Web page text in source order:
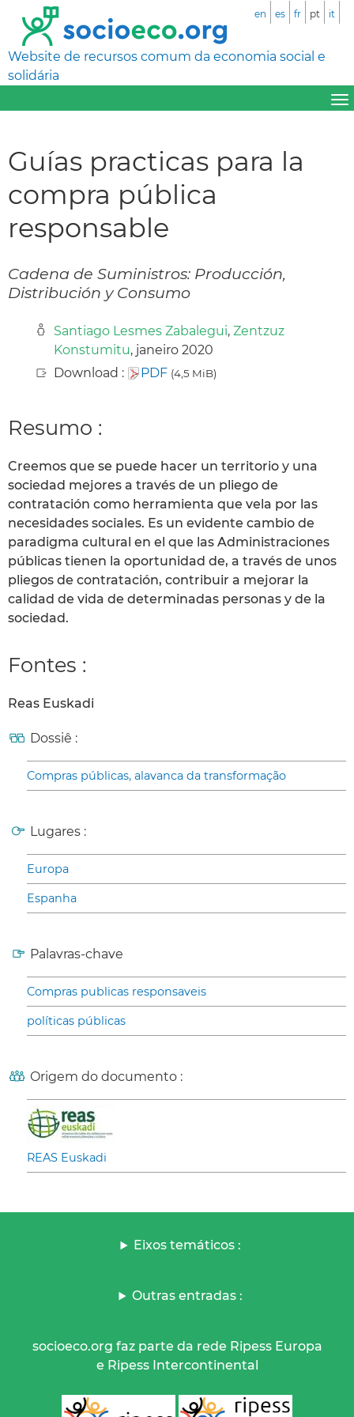
Website de recursos comum da economia social e
solidária
en es fr pt it
Guías practicas para la
compra pública
responsable
Cadena de Suministros: Producción,
Distribución y Consumo
Santiago Lesmes Zabalegui, Zentzuz
Konstumitu, janeiro 2020
Download :
PDF (4,5 MiB)
Resumo :
Creemos que se puede hacer un territorio y una
sociedad mejores a través de un pliego de
contratación como herramienta que vela por las
necesidades sociales. Es un evidente cambio de
paradigma cultural en el que las Administraciones
públicas tienen la oportunidad de, a través de unos
pliegos de contratación, contribuir a mejorar la
calidad de vida de determinadas personas y de la
sociedad.
Fontes :
Reas Euskadi
Dossiê :
Compras públicas, alavanca da transformação
Lugares :
Europa
Espanha
Palavras-chave
Compras publicas responsaveis
políticas públicas
Origem do documento :
REAS Euskadi
Eixos temáticos :
Outras entradas :
socioeco.org faz parte da rede Ripess Europa
e Ripess Intercontinental